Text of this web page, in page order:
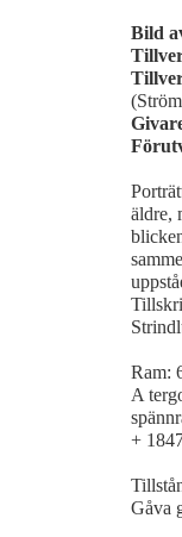
Bild
äldre,
Ram:
A
+
Gåva